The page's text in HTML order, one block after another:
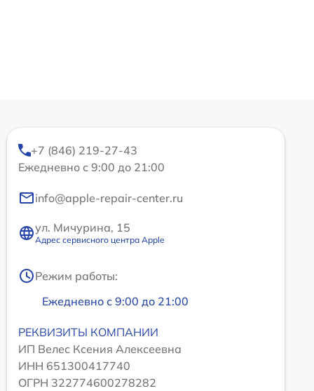
+7 (846) 219-27-43
Ежедневно с 9:00 до 21:00
info@apple-repair-center.ru
ул. Мичурина, 15
Адрес сервисного центра Apple
Режим работы:
Ежедневно с 9:00 до 21:00
РЕКВИЗИТЫ КОМПАНИИ
ИП Велес Ксения Алексеевна
ИНН 651300417740
ОГРН 322774600278282